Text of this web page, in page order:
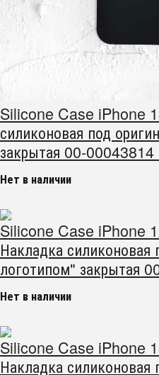
Silicone Case iPhone
силиконовая под
закрытая 00-
Нет в наличии
Silicone Case iPhone
Накладка силиконовая
логотипом" закрытая
Нет в наличии
Silicone Case iPhone
Накладка силиконовая